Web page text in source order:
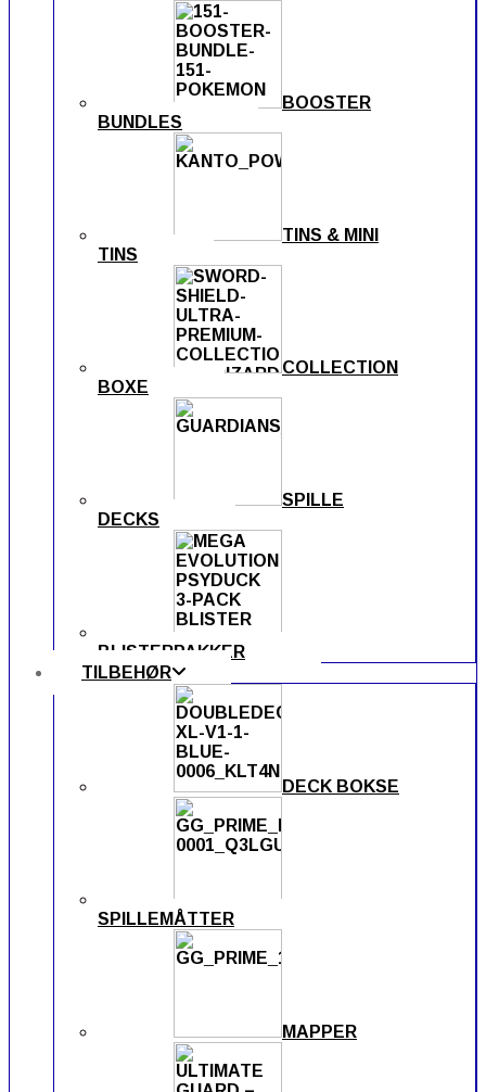
BOOSTER
BUNDLES
TINS & MINI
TINS
COLLECTION
BOXE
SPILLE
DECKS
BLISTERPAKKER
TILBEHØR
DECK BOKSE
SPILLEMÅTTER
MAPPER